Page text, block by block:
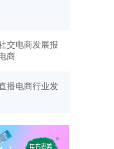
交电商发展报
商
播电商行业发